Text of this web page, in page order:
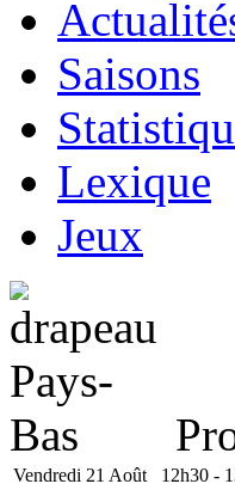
Saisons
Lexique
Jeux
Vendredi 21 Août 12h30 -